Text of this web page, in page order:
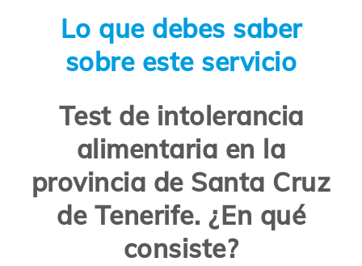
Lo que debes saber
sobre este servicio
Test de intolerancia
alimentaria en la
provincia de Santa Cruz
de Tenerife. ¿En qué
consiste?